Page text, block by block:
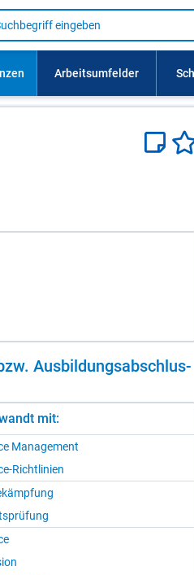
Aus­bil­dungs­ab­schlus­
mit:
Management
Richtlinien